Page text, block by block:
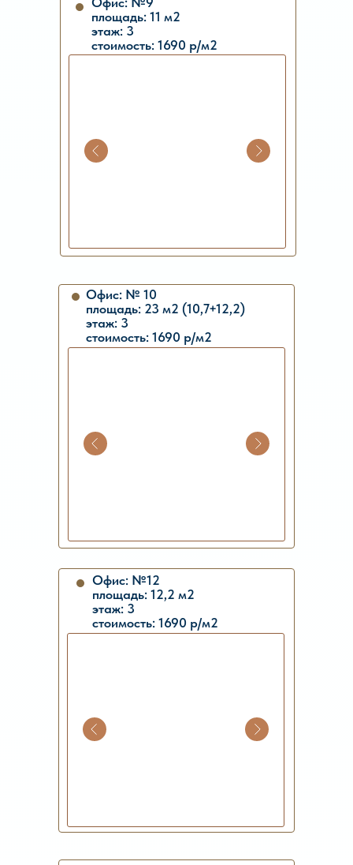
Офис: №12
площадь: 12,2 м2
этаж: 3
стоимость: 1690 р/м2
площадь: 11 м2
этаж: 3
стоимость: 1690 р/м2
Офис: № 10
площадь: 23 м2 (10,7+12,2)
этаж: 3
стоимость: 1690 р/м2